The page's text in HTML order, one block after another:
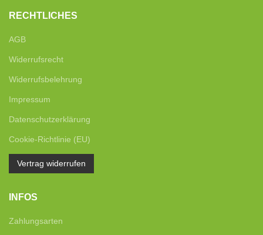
RECHTLICHES
AGB
Widerrufsrecht
Widerrufsbelehrung
Impressum
Datenschutzerklärung
Cookie-Richtlinie (EU)
Vertrag widerrufen
INFOS
Zahlungsarten